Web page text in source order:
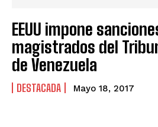
EEUU impone
magistrados del
de Venezuela
DESTACADA Mayo 18, 2017